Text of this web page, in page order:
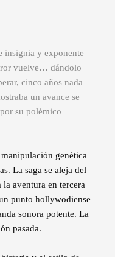
insignia y exponente
vuelve… dándolo
cinco años nada
un avance se
su polémico
genética
La saga se aleja del
aventura en tercera
punto hollywodiense
sonora potente. La
pasada.